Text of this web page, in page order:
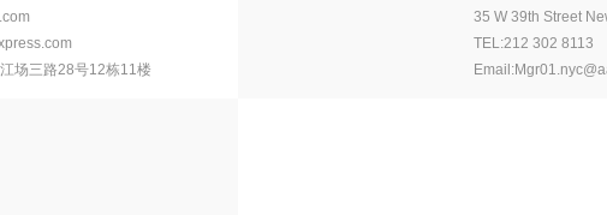
场三路28号12栋11楼
35 W 39th Street
TEL:212 302 8113